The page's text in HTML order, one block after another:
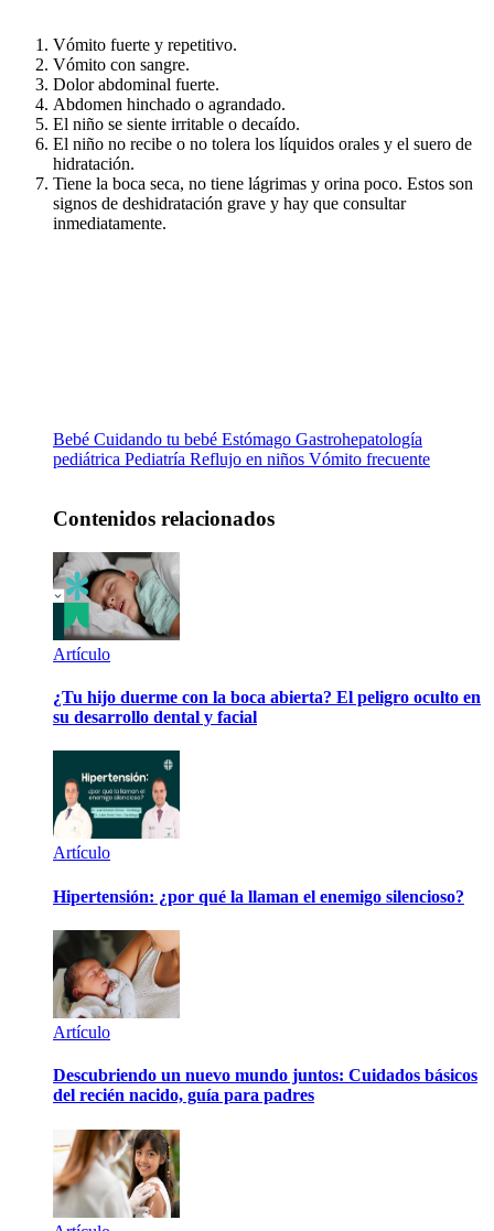
Vómito fuerte y repetitivo.
Vómito con sangre.
Dolor abdominal fuerte.
Abdomen hinchado o agrandado.
El niño se siente irritable o decaído.
El niño no recibe o no tolera los líquidos orales y el suero de
hidratación.
Tiene la boca seca, no tiene lágrimas y orina poco. Estos son
signos de deshidratación grave y hay que consultar
inmediatamente.
Bebé Cuidando tu bebé Estómago Gastrohepatología
pediátrica Pediatría Reflujo en niños Vómito frecuente
Contenidos relacionados
Artículo
¿Tu hijo duerme con la boca abierta? El peligro oculto en
su desarrollo dental y facial
Artículo
Hipertensión: ¿por qué la llaman el enemigo silencioso?
Artículo
Descubriendo un nuevo mundo juntos: Cuidados básicos
del recién nacido, guía para padres